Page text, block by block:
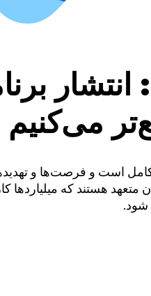
انتشار
می‌کنیم
است و فرصت‌ها و
هستند که میلیاردها
شود.